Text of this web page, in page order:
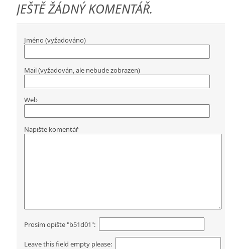
JEŠTĚ ŽÁDNÝ KOMENTÁŘ.
Jméno (vyžadováno)
Mail (vyžadován, ale nebude zobrazen)
Web
Napište komentář
Prosím opište "b51d01":
Leave this field empty please: